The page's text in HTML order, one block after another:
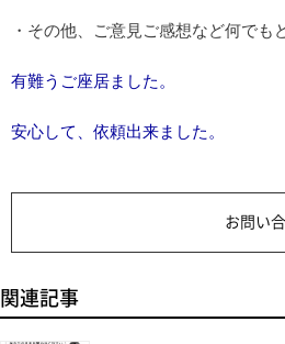
・その他、ご意見ご感想など何でも
有難うご座居ました。
安心して、依頼出来ました。
お問い
関連記事